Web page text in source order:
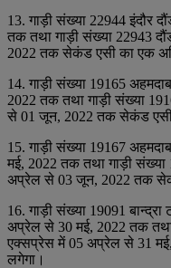
13. गाड़ी संख्‍या 22944 इंदौर
तक तथा गाड़ी संख्‍या 22943
2022 तक सेकंड एसी का एक
14. गाड़ी संख्‍या 19165
2022 तक तथा गाड़ी संख्‍या
से 01 जून, 2022 तक सेकंड एसी
15. गाड़ी संख्‍या 19167
मई, 2022 तक तथा गाड़ी संख्‍या
अप्रेल से 03 जून, 2022 तक
16. गाड़ी संख्‍या 19091
अप्रेल से 30 मई, 2022 तक तथा
एक्‍सप्रेस में 05 अप्रेल से 31
लगेगा।